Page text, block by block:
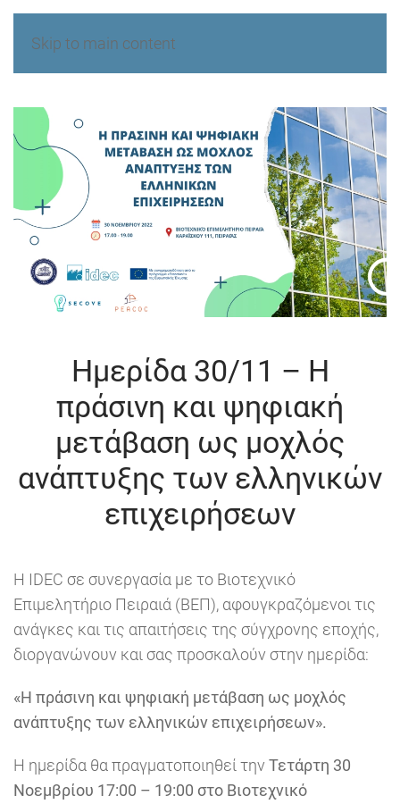
Skip to main content
Ημερίδα 30/11 – Η
πράσινη και ψηφιακή
μετάβαση ως μοχλός
ανάπτυξης των ελληνικών
επιχειρήσεων
Η IDEC σε συνεργασία με το Βιοτεχνικό
Επιμελητήριο Πειραιά (ΒΕΠ), αφουγκραζόμενοι τις
ανάγκες και τις απαιτήσεις της σύγχρονης εποχής,
διοργανώνουν και σας προσκαλούν στην ημερίδα:
«Η πράσινη και ψηφιακή μετάβαση ως μοχλός
ανάπτυξης των ελληνικών επιχειρήσεων».
Η ημερίδα θα πραγματοποιηθεί την Τετάρτη 30
Νοεμβρίου 17:00 – 19:00 στο Βιοτεχνικό